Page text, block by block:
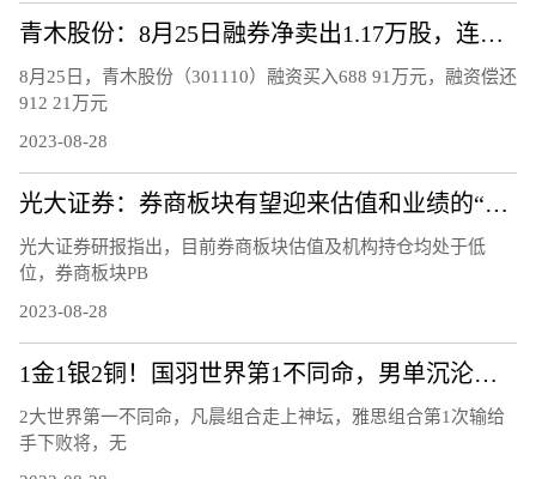
青木股份：8月25日融券净卖出1.17万股，连续3日累计净卖出4.46万股
8月25日，青木股份（301110）融资买入688 91万元，融资偿还
912 21万元
2023-08-28
光大证券：券商板块有望迎来估值和业绩的“双升”
光大证券研报指出，目前券商板块估值及机构持仓均处于低
位，券商板块PB
2023-08-28
1金1银2铜！国羽世界第1不同命，男单沉沦，陈雨菲大满贯梦碎！
2大世界第一不同命，凡晨组合走上神坛，雅思组合第1次输给
手下败将，无